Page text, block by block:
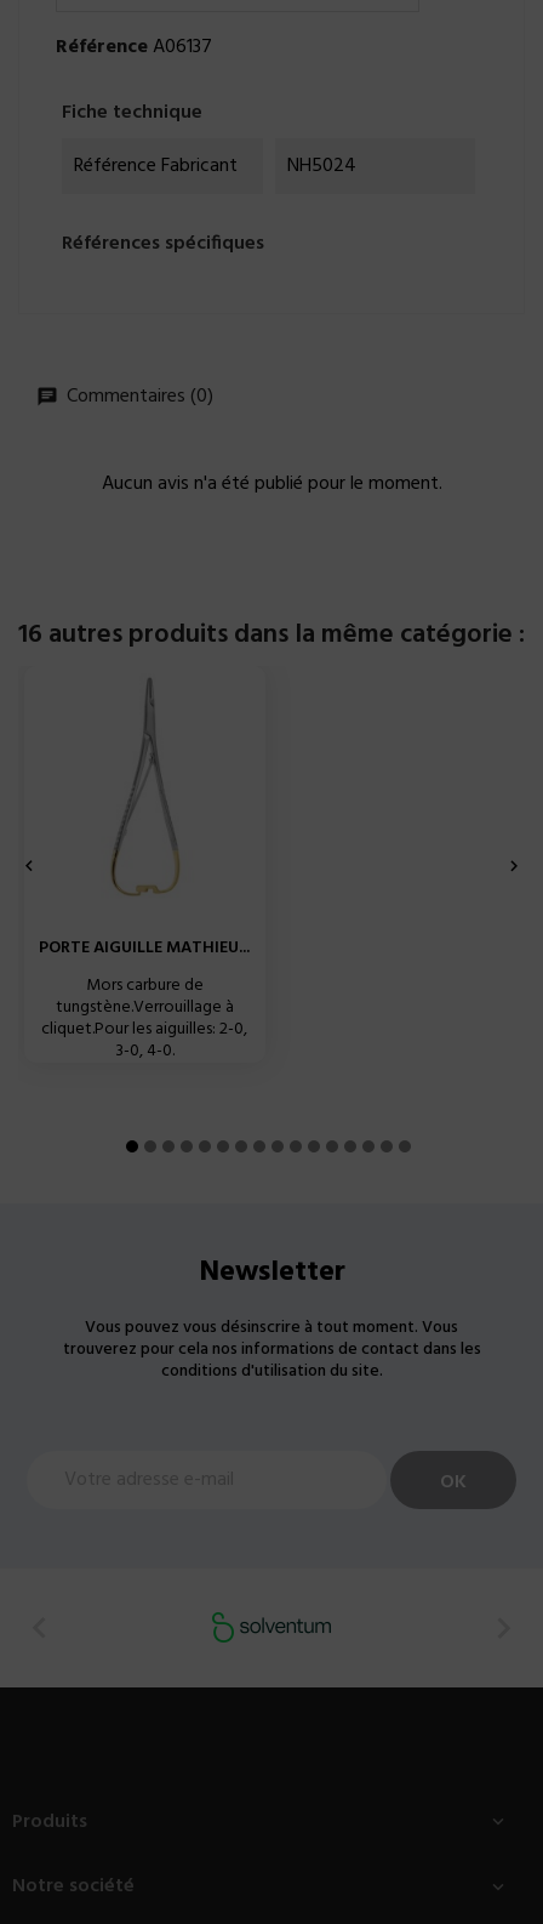
RéférenceA06137
Fiche technique
Référence Fabricant
NH5024
Références spécifiques
Commentaires (0)
Aucun avis n'a été publié pour le moment.
16 autres produits dans la même catégorie :
PORTE AIGUILLE MATHIEU...
Mors carbure de
tungstène.Verrouillage à
cliquet.Pour les aiguilles: 2-0,
3-0, 4-0.
 
Newsletter
Vous pouvez vous désinscrire à tout moment. Vous
trouverez pour cela nos informations de contact dans les
conditions d'utilisation du site.
Produits 
Notre société 